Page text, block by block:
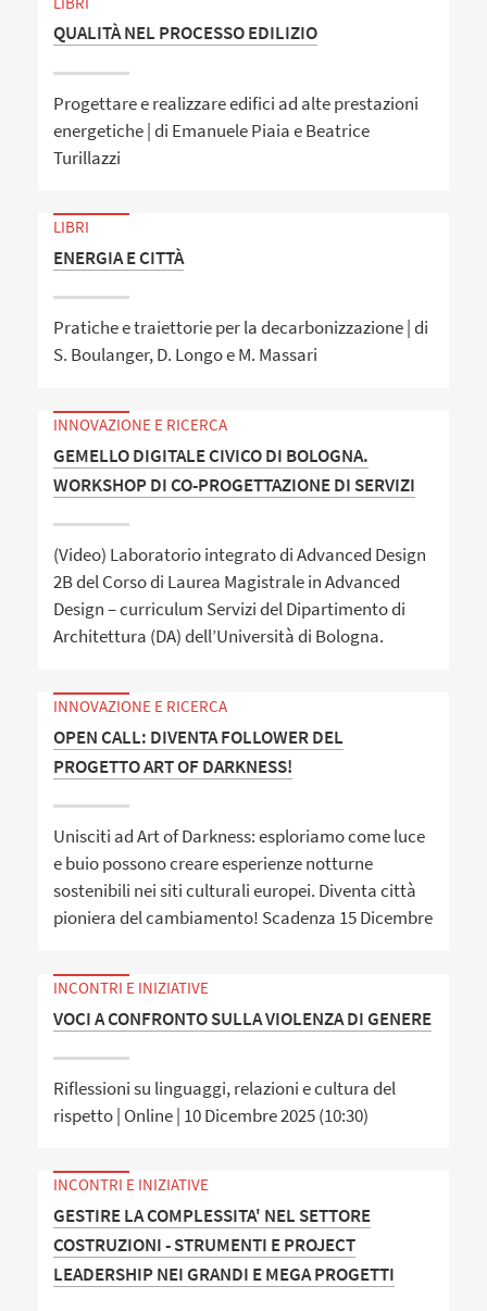
QUALITÀ NEL PROCESSO EDILIZIO
Progettare e realizzare edifici ad alte prestazioni
energetiche | di Emanuele Piaia e Beatrice
Turillazzi
LIBRI
ENERGIA E CITTÀ
Pratiche e traiettorie per la decarbonizzazione | di
S. Boulanger, D. Longo e M. Massari
INNOVAZIONE E RICERCA
GEMELLO DIGITALE CIVICO DI BOLOGNA.
WORKSHOP DI CO-PROGETTAZIONE DI SERVIZI
(Video) Laboratorio integrato di Advanced Design
2B del Corso di Laurea Magistrale in Advanced
Design – curriculum Servizi del Dipartimento di
Architettura (DA) dell’Università di Bologna.
INNOVAZIONE E RICERCA
OPEN CALL: DIVENTA FOLLOWER DEL
PROGETTO ART OF DARKNESS!
Unisciti ad Art of Darkness: esploriamo come luce
e buio possono creare esperienze notturne
sostenibili nei siti culturali europei. Diventa città
pioniera del cambiamento! Scadenza 15 Dicembre
INCONTRI E INIZIATIVE
VOCI A CONFRONTO SULLA VIOLENZA DI GENERE
Riflessioni su linguaggi, relazioni e cultura del
rispetto | Online | 10 Dicembre 2025 (10:30)
INCONTRI E INIZIATIVE
GESTIRE LA COMPLESSITA' NEL SETTORE
COSTRUZIONI - STRUMENTI E PROJECT
LEADERSHIP NEI GRANDI E MEGA PROGETTI